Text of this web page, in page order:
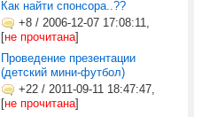
Как найти спонсора..??
+8 / 2006-12-07 17:08:11,
[не прочитана]
Проведение презентации
(детский мини-футбол)
+22 / 2011-09-11 18:47:47,
[не прочитана]